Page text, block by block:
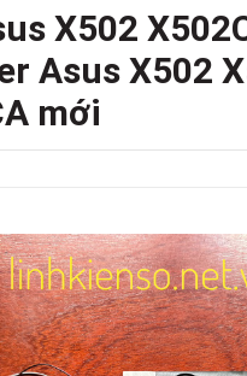
X502
Asus X502
mới